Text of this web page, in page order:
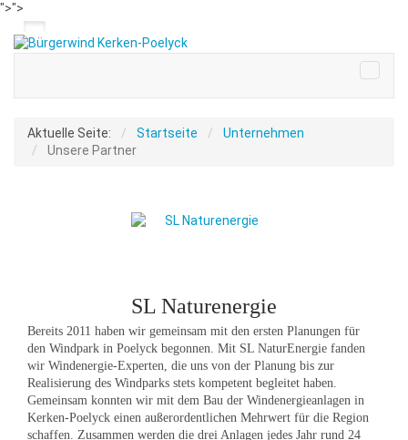
">">
Aktuelle Seite: Startseite
Unternehmen
Unsere Partner
SL Naturenergie
Bereits 2011 haben wir gemeinsam mit den ersten Planungen für
den Windpark in Poelyck begonnen. Mit SL NaturEnergie fanden
wir Windenergie-Experten, die uns von der Planung bis zur
Realisierung des Windparks stets kompetent begleitet haben.
Gemeinsam konnten wir mit dem Bau der Windenergieanlagen in
Kerken-Poelyck einen außerordentlichen Mehrwert für die Region
schaffen. Zusammen werden die drei Anlagen jedes Jahr rund 24